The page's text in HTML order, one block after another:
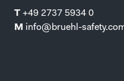
T +49 2737 5934 0
M info@bruehl-